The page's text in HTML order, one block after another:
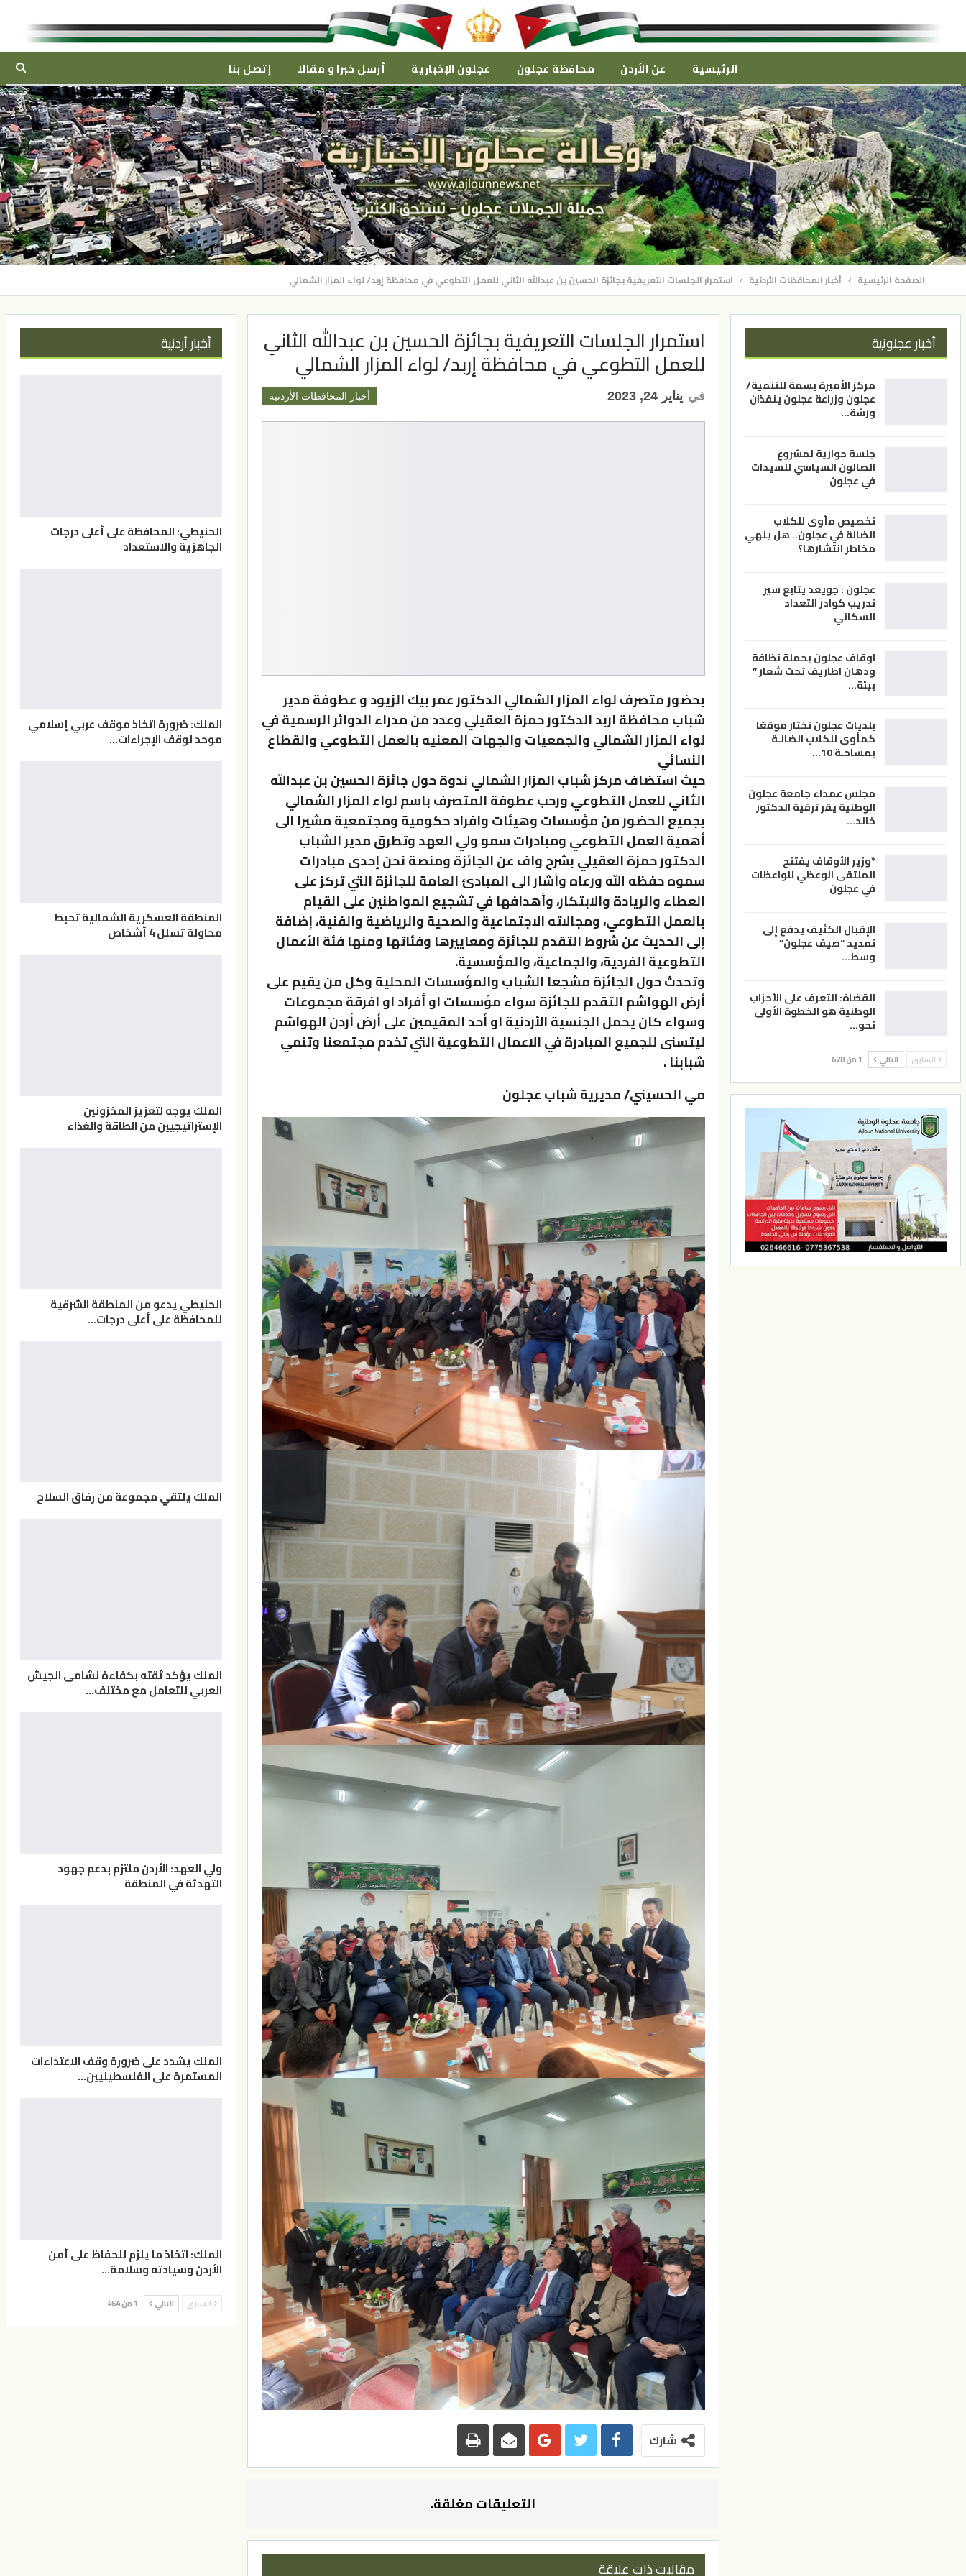
الرئيسية عن الأردن محافظة عجلون عجلون الإخبارية أرسل خبرا و مقالا إتصل بنا
الصفحة الرئيسية أخبار المحافظات الأردنية استمرار الجلسات التعريفية بجائزة الحسين بن عبدالله الثاني للعمل التطوعي في محافظة إربد/ لواء المزار الشمالي
استمرار الجلسات التعريفية بجائزة الحسين بن عبدالله الثاني
للعمل التطوعي في محافظة إربد/ لواء المزار الشمالي
أخبار المحافظات الأردنية في يناير 24, 2023
بحضور متصرف لواء المزار الشمالي الدكتور عمر بيك الزيود و عطوفة مدير
شباب محافظة اربد الدكتور حمزة العقيلي وعدد من مدراء الدوائر الرسمية في
لواء المزار الشمالي والجمعيات والجهات المعنيه بالعمل التطوعي والقطاع
النسائي
حيث استضاف مركز شباب المزار الشمالي ندوة حول جائزة الحسين بن عبدالله
الثاني للعمل التطوعي ورحب عطوفة المتصرف باسم لواء المزار الشمالي
بجميع الحضور من مؤسسات وهيئات وافراد حكومية ومجتمعية مشيرا الى
أهمية العمل التطوعي ومبادرات سمو ولي العهد وتطرق مدير الشباب
الدكتور حمزة العقيلي بشرح واف عن الجائزة ومنصة نحن إحدى مبادرات
سموه حفظه الله ورعاه وأشار الى المبادئ العامة للجائزة التي تركز على
العطاء والريادة والابتكار، وأهدافها في تشجيع المواطنين على القيام
بالعمل التطوعي، ومجالاته الاجتماعية والصحية والرياضية والفنية، إضافة
إلى الحديث عن شروط التقدم للجائزة ومعاييرها وفئاتها ومنها فئة الأعمال
التطوعية الفردية، والجماعية، والمؤسسية.
وتحدث حول الجائزة مشجعا الشباب والمؤسسات المحلية وكل من يقيم على
أرض الهواشم التقدم للجائزة سواء مؤسسات او أفراد او افرقة مجموعات
وسواء كان يحمل الجنسية الأردنية او أحد المقيمين على أرض أردن الهواشم
ليتسنى للجميع المبادرة في الاعمال التطوعية التي تخدم مجتمعنا وتنمي
شبابنا .
مي الحسيني/ مديرية شباب عجلون
شارك
التعليقات مغلقة.
مقالات ذات علاقة
أخبار عجلونية
مركز الأميرة بسمة للتنمية/
عجلون وزراعة عجلون ينفذان
ورشة…
جلسة حوارية لمشروع
الصالون السياسي للسيدات
في عجلون
تخصيص مأوى للكلاب
الضالة في عجلون.. هل ينهي
مخاطر انتشارها؟
عجلون : جويعد يتابع سير
تدريب كوادر التعداد
السكاني
اوقاف عجلون بحملة نظافة
ودهان اطاريف تحت شعار ”
بيئة…
بلديات عجلون تختار موقعًا
كمأوى للكلاب الضالـة
بمساحـة 10…
مجلس عمداء جامعة عجلون
الوطنية يقر ترقية الدكتور
خالد…
*وزير الأوقاف يفتتح
الملتقى الوعظي للواعظات
في عجلون
الإقبال الكثيف يدفع إلى
تمديد “صيف عجلون”
وسط…
القضاة: التعرف على الأحزاب
الوطنية هو الخطوة الأولى
نحو…
السابق التالي 1 من 628
أخبار أردنية
الحنيطي: المحافظة على أعلى درجات
الجاهزية والاستعداد
الملك: ضرورة اتخاذ موقف عربي إسلامي
موحد لوقف الإجراءات…
المنطقة العسكرية الشمالية تحبط
محاولة تسلل 4 أشخاص
الملك يوجه لتعزيز المخزونين
الإستراتيجيين من الطاقة والغذاء
الحنيطي يدعو من المنطقة الشرقية
للمحافظة على أعلى درجات…
الملك يلتقي مجموعة من رفاق السلاح
الملك يؤكد ثقته بكفاءة نشامى الجيش
العربي للتعامل مع مختلف…
ولي العهد: الأردن ملتزم بدعم جهود
التهدئة في المنطقة
الملك يشدد على ضرورة وقف الاعتداءات
المستمرة على الفلسطينيين…
الملك: اتخاذ ما يلزم للحفاظ على أمن
الأردن وسيادته وسلامة…
السابق التالي 1 من 464